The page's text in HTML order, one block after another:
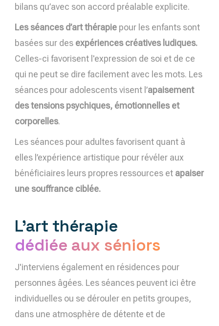
bilans qu’avec son accord préalable explicite.
Les séances d’art thérapie pour les enfants sont
basées sur des expériences créatives ludiques.
Celles-ci favorisent l'expression de soi et de ce
qui ne peut se dire facilement avec les mots. Les
séances pour adolescents visent l’apaisement
des tensions psychiques, émotionnelles et
corporelles.
Les séances pour adultes favorisent quant à
elles l’expérience artistique pour révéler aux
bénéficiaires leurs propres ressources et apaiser
une souffrance ciblée.
L'art thérapie
dédiée aux séniors
J'interviens également en résidences pour
personnes âgées. Les séances peuvent ici être
individuelles ou se dérouler en petits groupes,
dans une atmosphère de détente et de